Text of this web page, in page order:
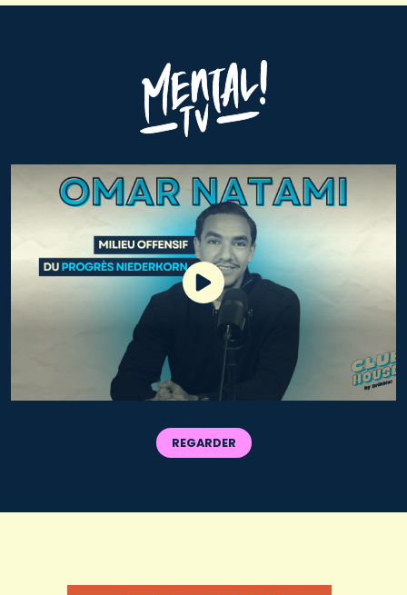
REGARDER